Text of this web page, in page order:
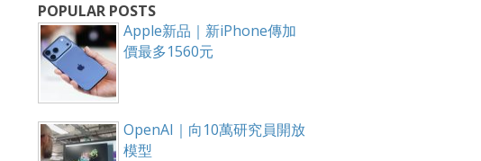
POPULAR POSTS
Apple新品｜新iPhone傳加
價最多1560元
OpenAI｜向10萬研究員開放
模型